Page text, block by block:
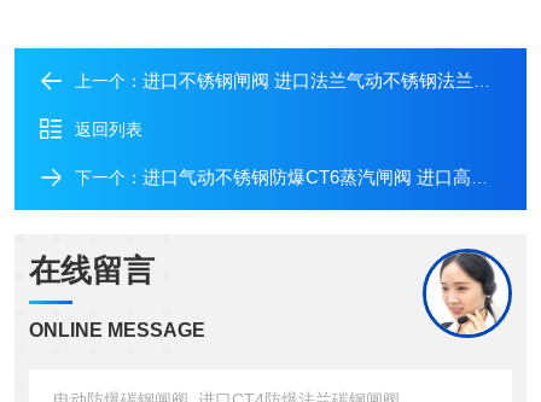
上一个： 进口不锈钢闸阀 进口法兰气动不锈钢法兰闸阀
返回列表
下一个： 进口气动不锈钢防爆CT6蒸汽闸阀 进口高压气体闸阀
在线留言
ONLINE MESSAGE